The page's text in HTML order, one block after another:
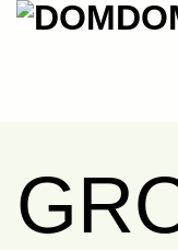
Skip